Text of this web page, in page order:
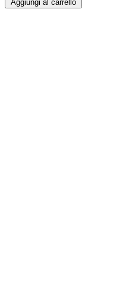
Aggiungi al carrello